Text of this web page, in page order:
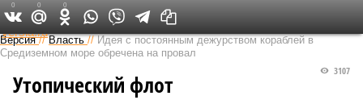
Федеральный выпуск
Версия //Власть //Идея с постоянным дежурством кораблей в
Средиземном море обречена на провал
3107
Утопический флот
0 0 0